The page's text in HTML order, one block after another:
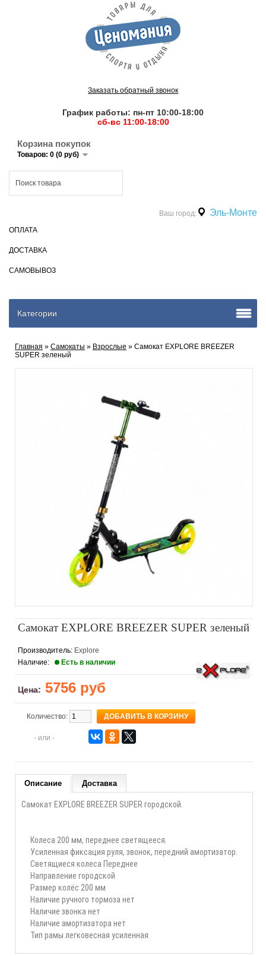
Заказать обратный звонок
График работы: пн-пт 10:00-18:00
сб-вс 11:00-18:00
Корзина покупок
Товаров: 0 (0 руб)
Ваш город: Эль-Монте
ОПЛАТА
ДОСТАВКА
САМОВЫВОЗ
Категории
Главная » Самокаты » Взрослые » Самокат EXPLORE BREEZER
SUPER зеленый
Самокат EXPLORE BREEZER SUPER зеленый
Производитель: Explore
Наличие:
Есть в наличии
Цена: 5756 руб
Количество:
- или -
Описание Доставка
Самокат EXPLORE BREEZER SUPER городской.
Колеса 200 мм, переднее светящееся.
Усиленная фиксация руля, звонок, передний амортизатор.
Светящиеся колеса Переднее
Направление городской
Размер колёс 200 мм
Наличие ручного тормоза нет
Наличие звонка нет
Наличие амортизатора нет
Тип рамы легковесная усиленная